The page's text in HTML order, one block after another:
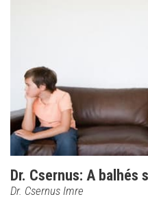
Dr. Csernus: A
Dr. Csernus Imre